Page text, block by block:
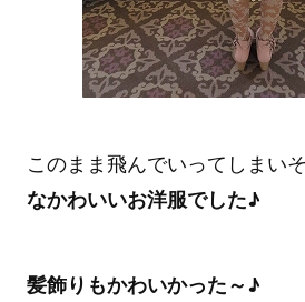
このまま飛んでいってしまいそ
なかわいいお洋服でした♪
髪飾りもかわいかった～♪